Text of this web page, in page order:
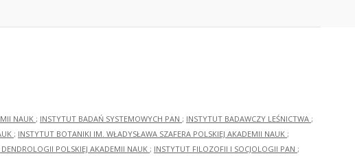
NAUK ; INSTYTUT BADAŃ SYSTEMOWYCH PAN ; INSTYTUT BADAWCZY LEŚNICTWA ;
; INSTYTUT BOTANIKI IM. WŁADYSŁAWA SZAFERA POLSKIEJ AKADEMII NAUK ;
POLSKIEJ AKADEMII NAUK ; INSTYTUT FILOZOFII I SOCJOLOGII PAN ;